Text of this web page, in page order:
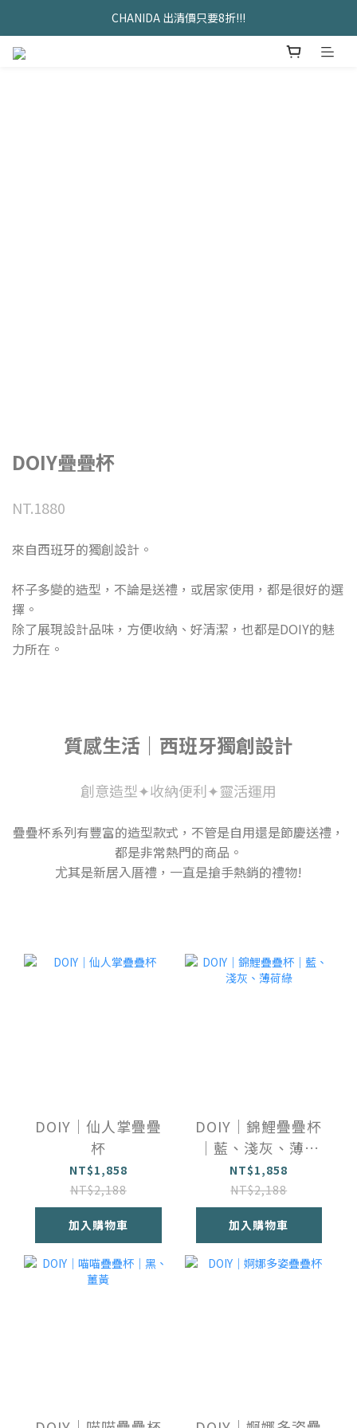
久坐神器>>坐&靠墊組合只要$1488
CHANIDA 出清價只要8折!!!
DOIY疊疊杯
NT.1880
來自西班牙的獨創設計。
杯子多變的造型，不論是送禮，或居家使用，都是很好的選
擇。
除了展現設計品味，方便收納、好清潔，也都是DOIY的魅
力所在。
質感生活｜西班牙獨創設計
創意造型✦收納便利✦靈活運用
疊疊杯系列有豐富的造型款式，不管是自用還是節慶送禮，
都是非常熱門的商品。
尤其是新居入厝禮，一直是搶手熱銷的禮物!
DOIY｜仙人掌疊疊
杯
NT$1,858
NT$2,188
加入購物車
DOIY｜錦鯉疊疊杯
｜藍、淺灰、薄荷
綠
NT$1,858
NT$2,188
加入購物車